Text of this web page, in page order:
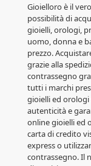
Gioielloro è il
possibilità di
gioielli, orologi,
uomo, donna e
prezzo.
grazie alla
contrassegno
tutti i marchi
gioielli ed
autenticità e
online gioielli ed
carta di credito
express o
contrassegno. Il